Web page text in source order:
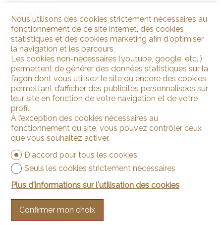
Dépendances :
• 1 cave avec accès depuis l’appartement
• 1 Buanderie avec accès direct depuis l’appartement
• 2 places de parc intérieures
• 2 espaces verts
Parties communes :
• 1 local à vélo
• 2 places de parc visiteurs dans le parking intérieur
• 1 local avec armoires privatives
Commodités
Extérieur
Nous utilisons des cookies strictement nécessaires au
fonctionnement de ce site internet, des cookies
statistiques et des cookies marketing afin d'optimiser
la navigation et les parcours.
Les cookies non-nécessaires (youtube, google, etc..)
permettent de générer des données statistiques sur la
façon dont vous utilisez le site ou encore des cookies
permettant d’afficher des publicités personnalisées sur
leur site en fonction de votre navigation et de votre
profil.
À l’exception des cookies nécessaires au
fonctionnement du site, vous pouvez contrôler ceux
que vous souhaitez activer.
D'accord pour tous les cookies
Seuls les cookies strictement nécessaires
Plus d'informations sur l'utilisation des cookies
Confirmer mon choix